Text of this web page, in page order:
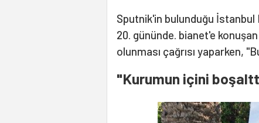
Sputnik'in bulunduğu İstanbul
20. gününde. bianet'e
olunması çağrısı yaparken,
"Kurumun içini